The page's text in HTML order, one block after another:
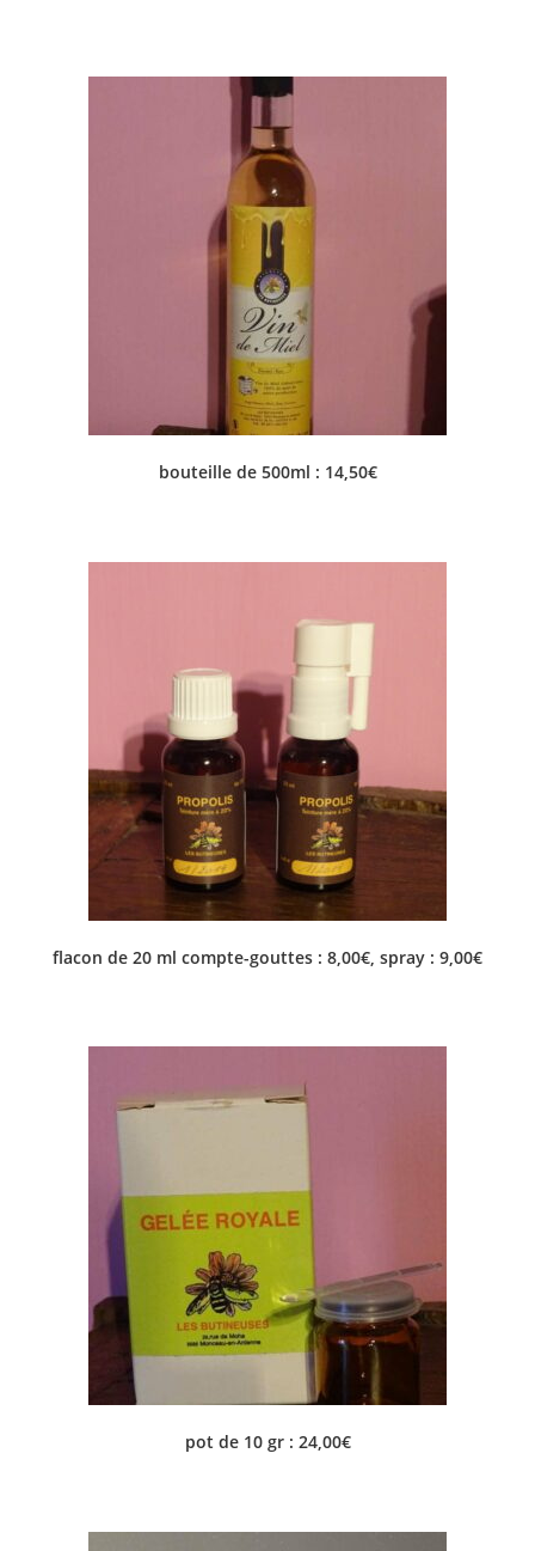
bouteille de 500ml : 14,50€
flacon de 20 ml compte-gouttes : 8,00€, spray : 9,00€
pot de 10 gr : 24,00€